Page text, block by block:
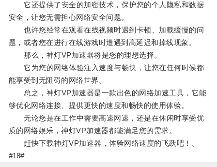
它还提供了安全的加密技术，保护您的个人隐私和数据
安全，让您无需担心网络安全问题。
也许您经常在观看在线视频时遇到卡顿、加载缓慢的问
题，或者您在进行在线游戏时遭遇到高延迟和掉线现象。
那么，神灯VP加速器将是您的理想选择。
它为您的网络体验注入速度与畅快，让您在任何时候都
能享受到无阻碍的网络世界。
总之，神灯VP加速器是一款出色的网络加速工具，它能
够优化网络连接、提供更快的速度和畅快的使用体验。
无论您是在工作中需要高速网速，还是在休闲时享受优
质的网络娱乐，神灯VP加速器都能满足您的需求。
赶快下载神灯VP加速器，体验网络速度的飞跃吧！。
#18#